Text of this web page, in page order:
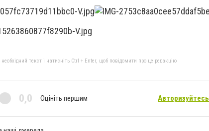
текст і натисніть Ctrl + Enter, щоб повідомити про це редакцію
0,0 Оцініть першим Авторизуйтесь